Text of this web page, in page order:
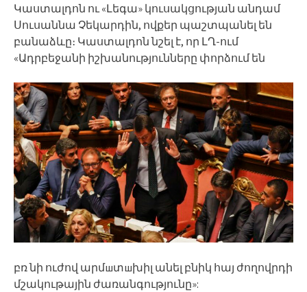
Կաստալդոն ու «Լեգա» կուսակցության անդամ
Սուսաննա Չեկարդին, ովքեր պաշտպանել են
բանաձևը։ Կաստալդոն նշել է, որ ԼՂ-ում
«Ադրբեջանի իշխանությունները փորձում են
բռ նի ուժով արմшտшխիլ անել բնիկ հայ ժողովրդի
մշակութային ժառանգությունը»: